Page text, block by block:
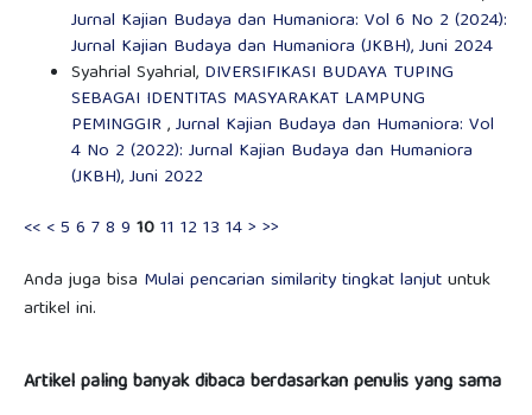
Jurnal Kajian Budaya dan Humaniora: Vol 6 No 2 (2024):
Jurnal Kajian Budaya dan Humaniora (JKBH), Juni 2024
Syahrial Syahrial, DIVERSIFIKASI BUDAYA TUPING
SEBAGAI IDENTITAS MASYARAKAT LAMPUNG
PEMINGGIR,Jurnal Kajian Budaya dan Humaniora: Vol
4 No 2 (2022): Jurnal Kajian Budaya dan Humaniora
(JKBH), Juni 2022
<< <5 6 78 9 1011 12 13 14> >>
Anda juga bisa Mulai pencarian similarity tingkat lanjutuntuk
artikel ini.
Artikel paling banyak dibaca berdasarkan penulis yang sama